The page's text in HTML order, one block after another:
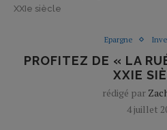
XXIe siècle
Epargne
PROFITEZ DE « LA
XXIE
rédigé par
4 juillet